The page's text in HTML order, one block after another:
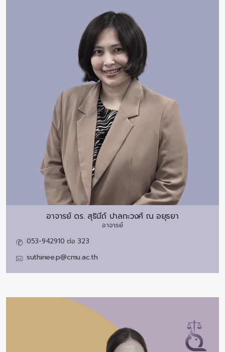
อาจารย์ ดร. สุธินีถ์ ปาลกะวงศ์ ณ อยุธยา
อาจารย์
053-942910 ต่อ 323
suthinee.p@cmu.ac.th